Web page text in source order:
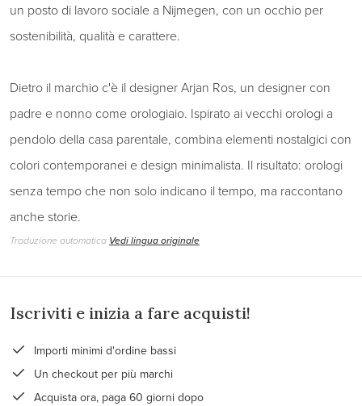
un posto di lavoro sociale a Nijmegen, con un occhio per
sostenibilità, qualità e carattere.
Dietro il marchio c'è il designer Arjan Ros, un designer con
padre e nonno come orologiaio. Ispirato ai vecchi orologi a
pendolo della casa parentale, combina elementi nostalgici con
colori contemporanei e design minimalista. Il risultato: orologi
senza tempo che non solo indicano il tempo, ma raccontano
anche storie.
Traduzione automatica Vedi lingua originale
Iscriviti e inizia a fare acquisti!
Importi minimi d'ordine bassi
Un checkout per più marchi
Acquista ora, paga 60 giorni dopo